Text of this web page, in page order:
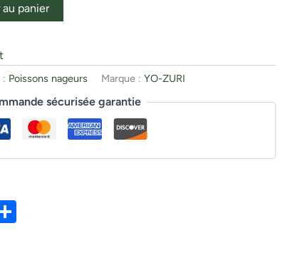
panier
: Poissons nageurs Marque :YO-ZURI
sécurisée garantie